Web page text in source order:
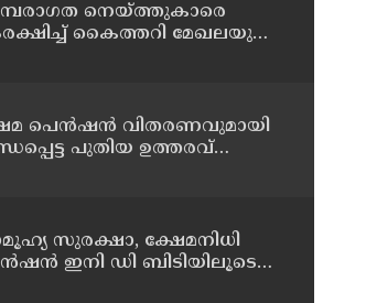
നെയ്ത്തുകാരെ
കൈത്തറി മേഖലയുടെ
പെൻഷൻ വിതരണവുമായി
പുതിയ ഉത്തരവ്
സുരക്ഷാ, ക്ഷേമനിധി
ഇനി ഡി ബിടിയിലൂടെ